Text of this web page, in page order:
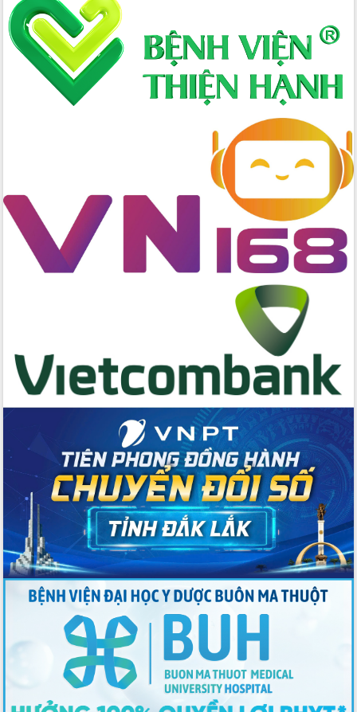
Xây dựng nông thôn mới: Nâng cao đời
sống người dân từ những mô hình thiết
thực
Quyết liệt tháo gỡ vướng mắc, đẩy
nhanh tiến độ các dự án trọng điểm
trong Khu kinh tế Nam Phú Yên
Hòn Yến phát triển du lịch gắn với bảo
Phát động chiến dịch 30 ngày đêm
giải phóng mặt bằng Tuyến đường bộ
ven biển
Đắk Lắk nỗ lực thúc đẩy tăng trưởng
kinh tế từ 10% trở lên trong Quý
Thứ trưởng Bộ Y tế làm việc với tỉnh
Đắk Lắk về phát triển nhân lực y tế
cho trạm y tế cấp xã
Du lịch Đắk Lắk nâng tầm trải nghiệm
du khách thông qua Hệ thống cơ sở dữ
liệu và Bản đồ số
Tập huấn ứng dụng trí tuệ nhân tạo (AI)
trong thương mại điện tử năm 2026
Đoàn đại biểu Quốc hội tỉnh Đắk Lắk
trao đổi thông tin trước Kỳ họp thứ
nhất, Quốc hội khóa XVI
Quyết liệt cải cách hành chính, khơi
thông nguồn lực phát triển
Nâng cao hiệu lực, hiệu quả HĐND
tỉnh thông qua hiện đại hóa hành chính
Xã Ea Phê gắn cải cách hành chính với
chuyển đổi số
Phó Chủ tịch Thường trực UBND tỉnh
Hồ Thị Nguyên Thảo làm việc tại Trung